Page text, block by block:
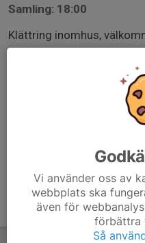
Samling: 18:00
Klättring inomhus,
Vi använder oss av
webbplats ska
även för
förbättra
Så